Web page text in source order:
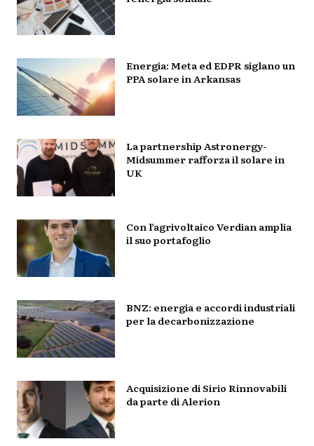
Energia: Meta ed EDPR siglano un
PPA solare in Arkansas
La partnership Astronergy-
Midsummer rafforza il solare in
UK
Con l’agrivoltaico Verdian amplia
il suo portafoglio
BNZ: energia e accordi industriali
per la decarbonizzazione
Acquisizione di Sirio Rinnovabili
da parte di Alerion